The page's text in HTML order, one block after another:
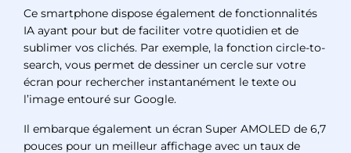
Ce smartphone dispose également de fonctionnalités
IA ayant pour but de faciliter votre quotidien et de
sublimer vos clichés. Par exemple, la fonction circle-to-
search, vous permet de dessiner un cercle sur votre
écran pour rechercher instantanément le texte ou
l’image entouré sur Google.
Il embarque également un écran Super AMOLED de 6,7
pouces pour un meilleur affichage avec un taux de